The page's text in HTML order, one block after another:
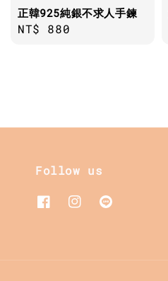
正韓925純銀不求人手鍊
Regular
NT$ 880
Follow us